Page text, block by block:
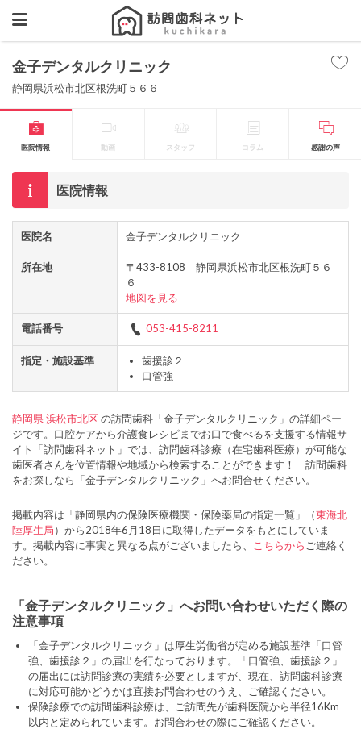
金子デンタルクリニック
静岡県浜松市北区根洗町５６６
医院情報 動画 スタッフ コラム 感謝の声
医院情報
医院名 金子デンタルクリニック
所在地
〒433-8108 静岡県浜松市北区根洗町５６
６
地図を見る
電話番号 053-415-8211
指定・施設基準
歯援診２
口管強
静岡県 浜松市北区の訪問歯科「金子デンタルクリニック」の詳細ペー
ジです。口腔ケアから介護食レシピまでお口で食べるを支援する情報サ
イト「訪問歯科ネット」では、訪問歯科診療（在宅歯科医療）が可能な
歯医者さんを位置情報や地域から検索することができます！ 訪問歯科
をお探しなら「金子デンタルクリニック」へお問合せください。
掲載内容は「静岡県内の保険医療機関・保険薬局の指定一覧」（東海北
陸厚生局）から2018年6月18日に取得したデータをもとにしていま
す。掲載内容に事実と異なる点がございましたら、
こちらから ご連絡く
ださい。
「金子デンタルクリニック」へお問い合わせいただく際の
注意事項
「金子デンタルクリニック」は厚生労働省が定める施設基準「口管
強、歯援診２」の届出を行なっております。「口管強、歯援診２」
の届出には訪問診療の実績を必要としますが、現在、訪問歯科診療
に対応可能かどうかは直接お問合わせのうえ、ご確認ください。
保険診療での訪問歯科診療は、ご訪問先が歯科医院から半径16Km
以内と定められています。お問合わせの際にご確認ください。